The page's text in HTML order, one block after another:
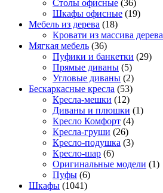
Столы офисные (36)
Шкафы офисные (19)
Мебель из дерева (18)
Кровати из массива дерева
Мягкая мебель (36)
Пуфики и банкетки (29)
Прямые диваны (5)
Угловые диваны (2)
Бескаркасные кресла (53)
Кресла-мешки (12)
Диваны и плюшки (1)
Кресло Комфорт (4)
Кресла-груши (26)
Кресло-подушка (3)
Кресло-шар (6)
Оригинальные модели (1)
Пуфы (6)
Шкафы (1041)